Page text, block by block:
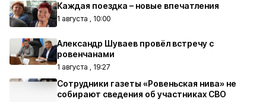
Каждая поездка – новые впечатления
1 августа , 10:00
Александр Шуваев провёл встречу с
ровенчанами
1 августа , 19:27
Сотрудники газеты «Ровеньская нива» не
собирают сведения об участниках СВО